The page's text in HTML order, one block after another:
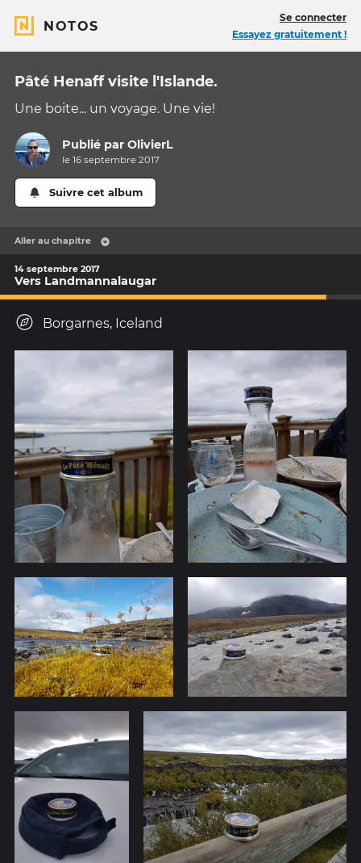
NOTOS
Se connecter
Essayez gratuitement !
Pâté Henaff visite l'Islande.
Une boite... un voyage. Une vie!
Publié parOlivierL
le 16 septembre 2017
Suivre cet album
Aller au chapitre
14 septembre 2017
Vers Landmannalaugar
Borgarnes, Iceland